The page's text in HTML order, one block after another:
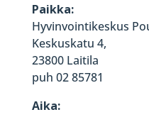
Paikka:
Hyvinvointikeskus
Keskuskatu 4,
23800 Laitila
puh 02 85781
Aika: